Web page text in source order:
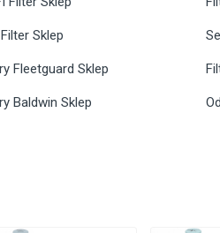
Sklep
Fleetguard Sklep
Baldwin Sklep